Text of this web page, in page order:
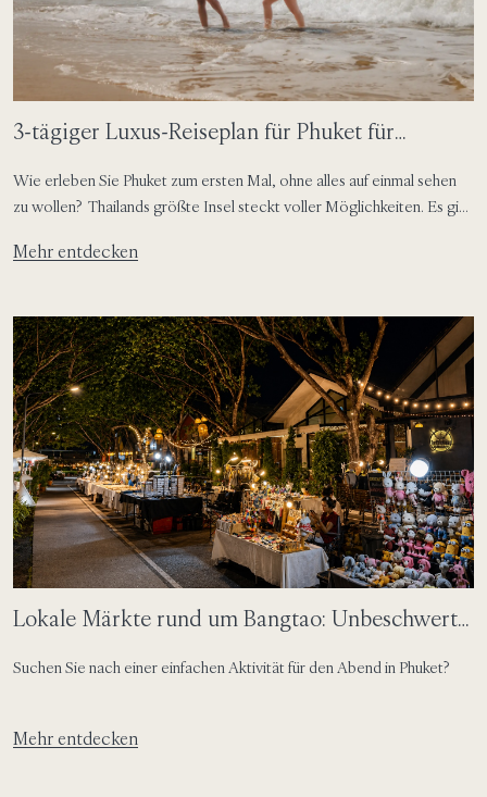
3-tägiger Luxus-Reiseplan für Phuket für
Erstbesucher
Wie erleben Sie Phuket zum ersten Mal, ohne alles auf einmal sehen
zu wollen? Thailands größte Insel steckt voller Möglichkeiten. Es gibt
lokale Fischmärkte, Aussichtspunkte für den Sonnenuntergang und
[…]
Mehr entdecken
Lokale Märkte rund um Bangtao: Unbeschwerte
Abende, lokale Aromen
Suchen Sie nach einer einfachen Aktivität für den Abend in Phuket?
Mehr entdecken